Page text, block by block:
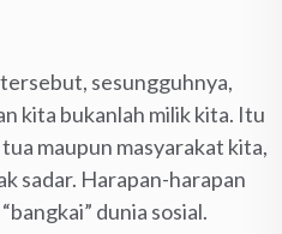
sesungguhnya,
kita bukanlah milik kita. Itu
maupun masyarakat kita,
sadar. Harapan-harapan
dunia sosial.